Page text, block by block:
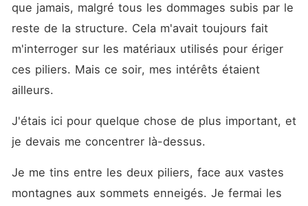
que jamais, malgré tous les dommages subis par le
reste de la structure. Cela m'avait toujours fait
m'interroger sur les matériaux utilisés pour ériger
ces piliers. Mais ce soir, mes intérêts étaient
ailleurs.
J'étais ici pour quelque chose de plus important, et
je devais me concentrer là-dessus.
Je me tins entre les deux piliers, face aux vastes
montagnes aux sommets enneigés. Je fermai les